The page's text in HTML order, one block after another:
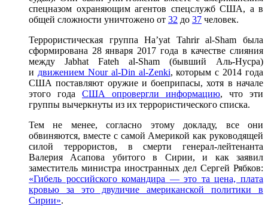
спецназом охраняющим агентов спецслужб США, а в
общей сложности уничтожено от 32 до 37 человек.
Террористическая группа Ha’yat Tahrir al-Sham была
сформирована 28 января 2017 года в качестве слияния
между Jabhat Fateh al-Sham (бывший Аль-Нусра)
и движением Nour al-Din al-Zenki, которым с 2014 года
США поставляют оружие и боеприпасы, хотя в начале
этого года США опровергли информацию, что эти
группы вычеркнуты из их террористического списка.
Тем не менее, согласно этому докладу, все они
обвиняются, вместе с самой Америкой как руководящей
силой террористов, в смерти генерал-лейтенанта
Валерия Асапова убитого в Сирии, и как заявил
заместитель министра иностранных дел Сергей Рябков:
«Гибель российского командира — это та цена, плата
кровью за это двуличие американской политики в
Сирии».